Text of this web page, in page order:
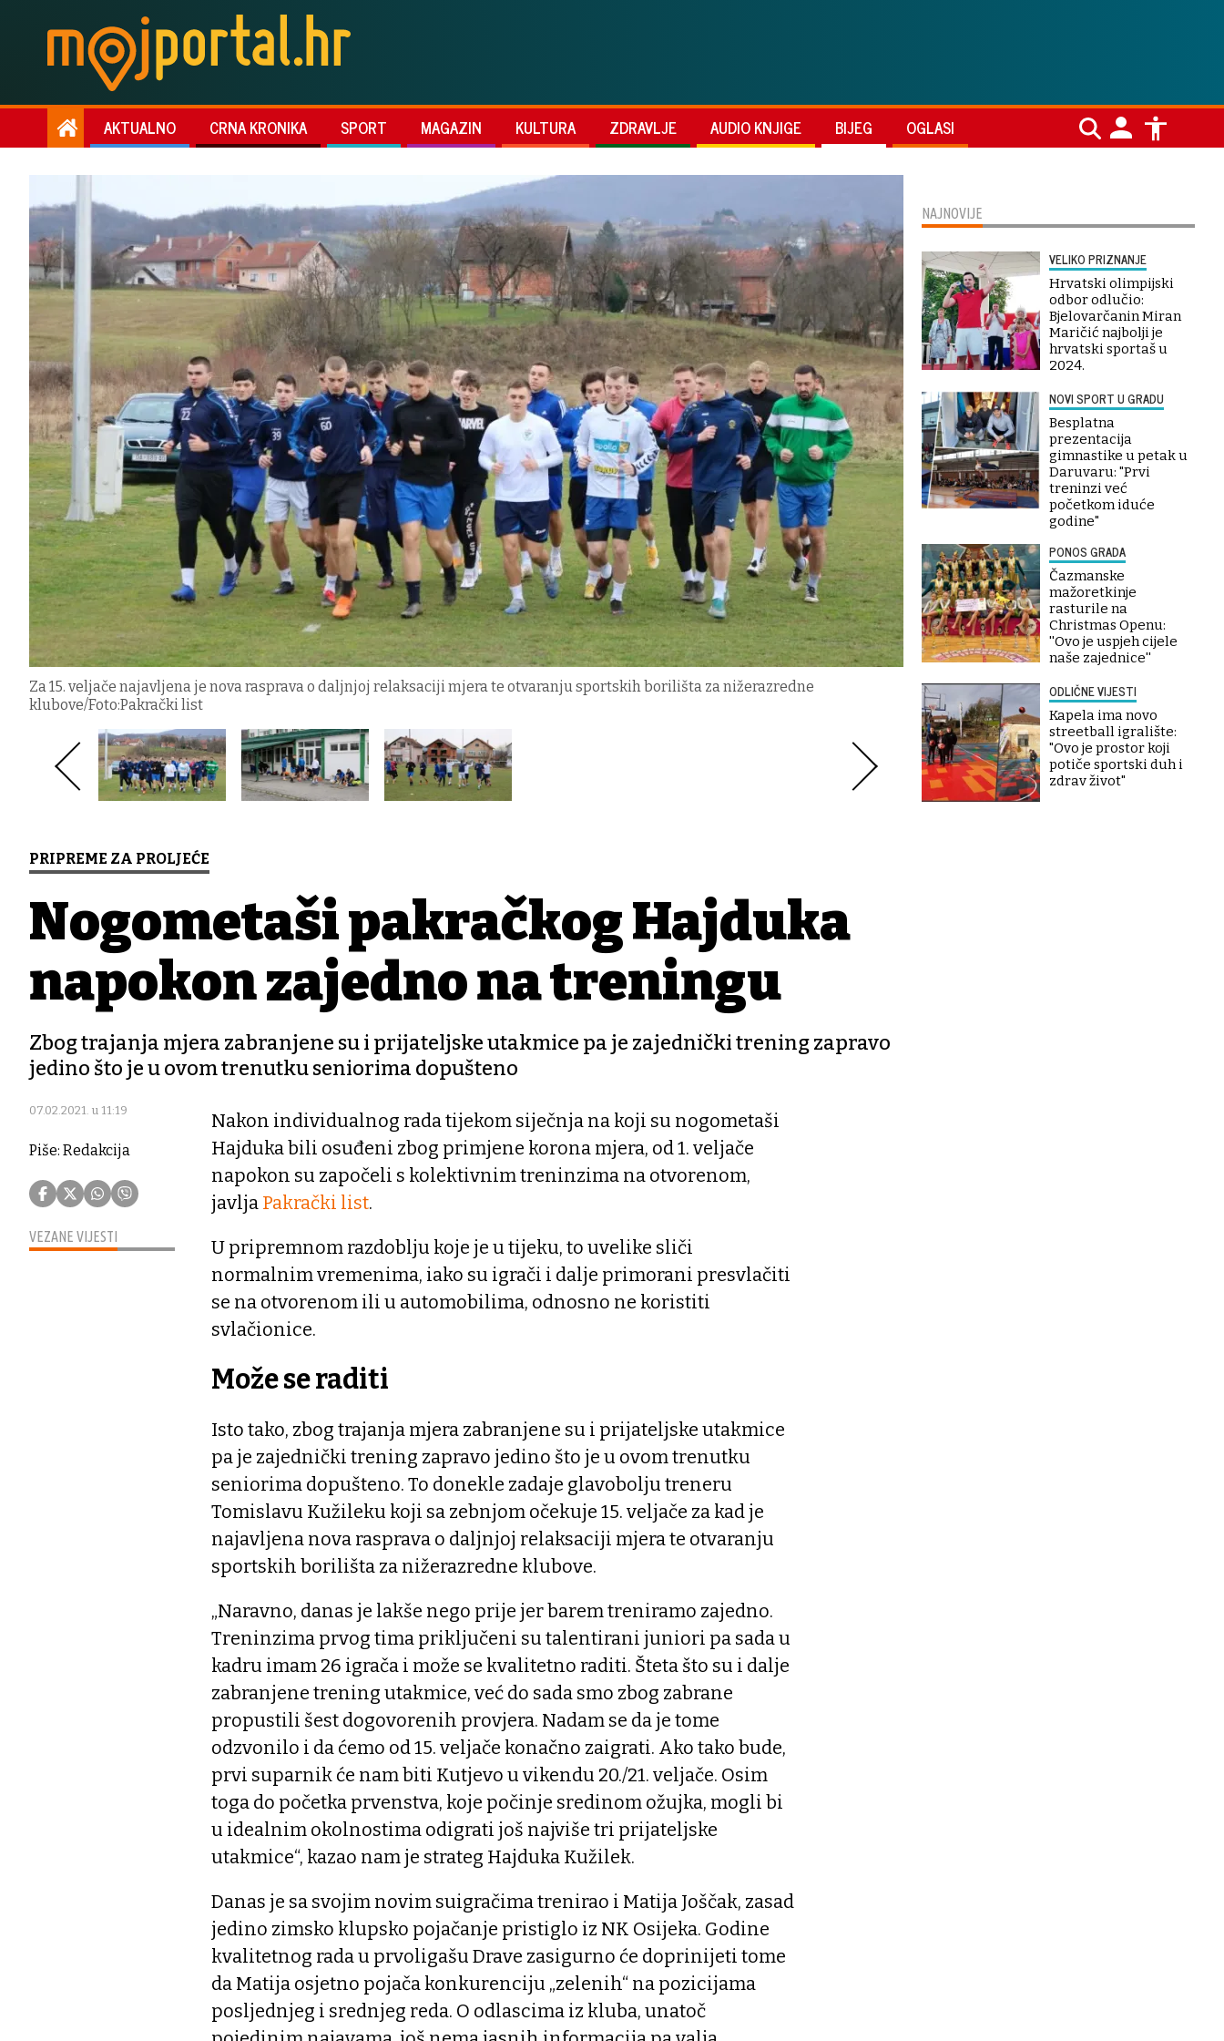
AKTUALNO CRNA KRONIKA SPORT MAGAZIN KULTURA ZDRAVLJE AUDIO KNJIGE BIJEG OGLASI
Za 15. veljače najavljena je nova rasprava o daljnjoj relaksaciji mjera te otvaranju sportskih borilišta za nižerazredne
klubove/Foto:Pakrački list
PRIPREME ZA PROLJEĆE
Nogometaši pakračkog Hajduka
napokon zajedno na treningu
Zbog trajanja mjera zabranjene su i prijateljske utakmice pa je zajednički trening zapravo
jedino što je u ovom trenutku seniorima dopušteno
07.02.2021. u 11:19
Piše: Redakcija
VEZANE VIJESTI
Nakon individualnog rada tijekom siječnja na koji su nogometaši
Hajduka bili osuđeni zbog primjene korona mjera, od 1. veljače
napokon su započeli s kolektivnim treninzima na otvorenom,
javlja Pakrački list.
U pripremnom razdoblju koje je u tijeku, to uvelike sliči
normalnim vremenima, iako su igrači i dalje primorani presvlačiti
se na otvorenom ili u automobilima, odnosno ne koristiti
svlačionice.
Može se raditi
Isto tako, zbog trajanja mjera zabranjene su i prijateljske utakmice
pa je zajednički trening zapravo jedino što je u ovom trenutku
seniorima dopušteno. To donekle zadaje glavobolju treneru
Tomislavu Kužileku koji sa zebnjom očekuje 15. veljače za kad je
najavljena nova rasprava o daljnjoj relaksaciji mjera te otvaranju
sportskih borilišta za nižerazredne klubove.
„Naravno, danas je lakše nego prije jer barem treniramo zajedno.
Treninzima prvog tima priključeni su talentirani juniori pa sada u
kadru imam 26 igrača i može se kvalitetno raditi. Šteta što su i dalje
zabranjene trening utakmice, već do sada smo zbog zabrane
propustili šest dogovorenih provjera. Nadam se da je tome
odzvonilo i da ćemo od 15. veljače konačno zaigrati. Ako tako bude,
prvi suparnik će nam biti Kutjevo u vikendu 20./21. veljače. Osim
toga do početka prvenstva, koje počinje sredinom ožujka, mogli bi
u idealnim okolnostima odigrati još najviše tri prijateljske
utakmice“, kazao nam je strateg Hajduka Kužilek.
Danas je sa svojim novim suigračima trenirao i Matija Joščak, zasad
jedino zimsko klupsko pojačanje pristiglo iz NK Osijeka. Godine
kvalitetnog rada u prvoligašu Drave zasigurno će doprinijeti tome
da Matija osjetno pojača konkurenciju „zelenih“ na pozicijama
posljednjeg i srednjeg reda. O odlascima iz kluba, unatoč
NAJNOVIJE
VELIKO PRIZNANJE
Hrvatski olimpijski
odbor odlučio:
Bjelovarčanin Miran
Maričić najbolji je
hrvatski sportaš u
2024.
NOVI SPORT U GRADU
Besplatna
prezentacija
gimnastike u petak u
Daruvaru: "Prvi
treninzi već
početkom iduće
godine"
PONOS GRADA
Čazmanske
mažoretkinje
rasturile na
Christmas Openu:
''Ovo je uspjeh cijele
naše zajednice''
ODLIČNE VIJESTI
Kapela ima novo
streetball igralište:
"Ovo je prostor koji
potiče sportski duh i
zdrav život"